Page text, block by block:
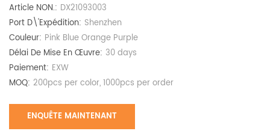
Article NON.: DX21093003
Port D\'expédition: Shenzhen
Couleur: Pink Blue Orange Purple
Délai De Mise En Œuvre: 30 days
Paiement: EXW
MOQ: 200pcs per color, 1000pcs per order
ENQUÊTE MAINTENANT